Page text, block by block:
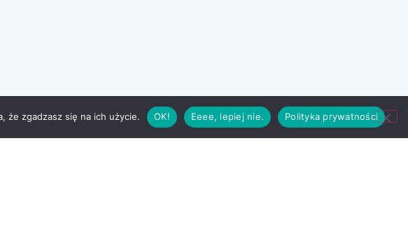
że zgadzasz się na ich użycie. OK! Eeee, lepiej nie. Polityka prywatności